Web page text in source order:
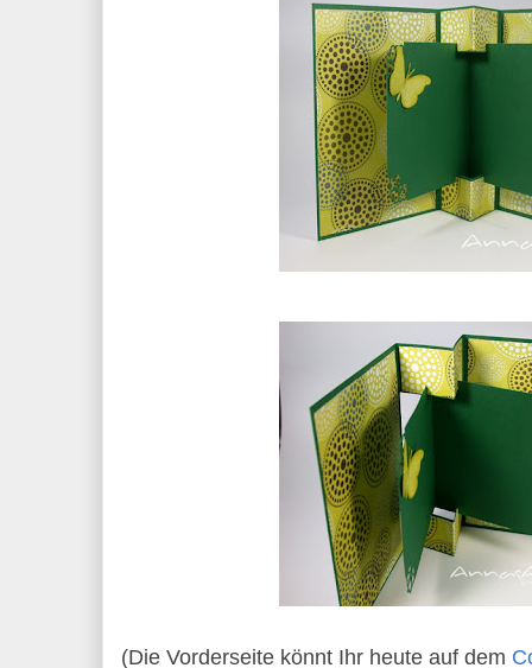
(Die Vorderseite könnt Ihr heute auf dem